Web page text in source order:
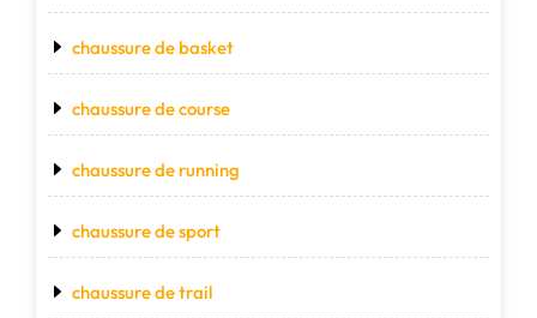
chaussure de basket
chaussure de course
chaussure de running
chaussure de sport
chaussure de trail